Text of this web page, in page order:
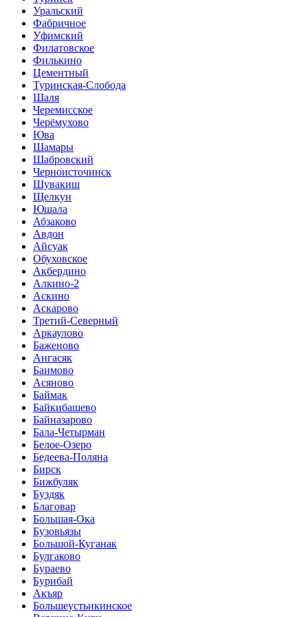
Уральский
Фабричное
Уфимский
Филатовское
Филькино
Цементный
Туринская-Слобода
Шаля
Черемисское
Черёмухово
Юва
Шамары
Шабровский
Черноисточинск
Шувакиш
Щелкун
Юшала
Абзаково
Авдон
Айсуак
Обуховское
Акбердино
Алкино-2
Аскино
Аскарово
Третий-Северный
Аркаулово
Баженово
Ангасяк
Баимово
Асяново
Баймак
Байкибашево
Байназарово
Бала-Четырман
Белое-Озеро
Бедеева-Поляна
Бирск
Бижбуляк
Буздяк
Благовар
Большая-Ока
Бузовьязы
Большой-Куганак
Булгаково
Бураево
Бурибай
Акъяр
Большеустьикинское